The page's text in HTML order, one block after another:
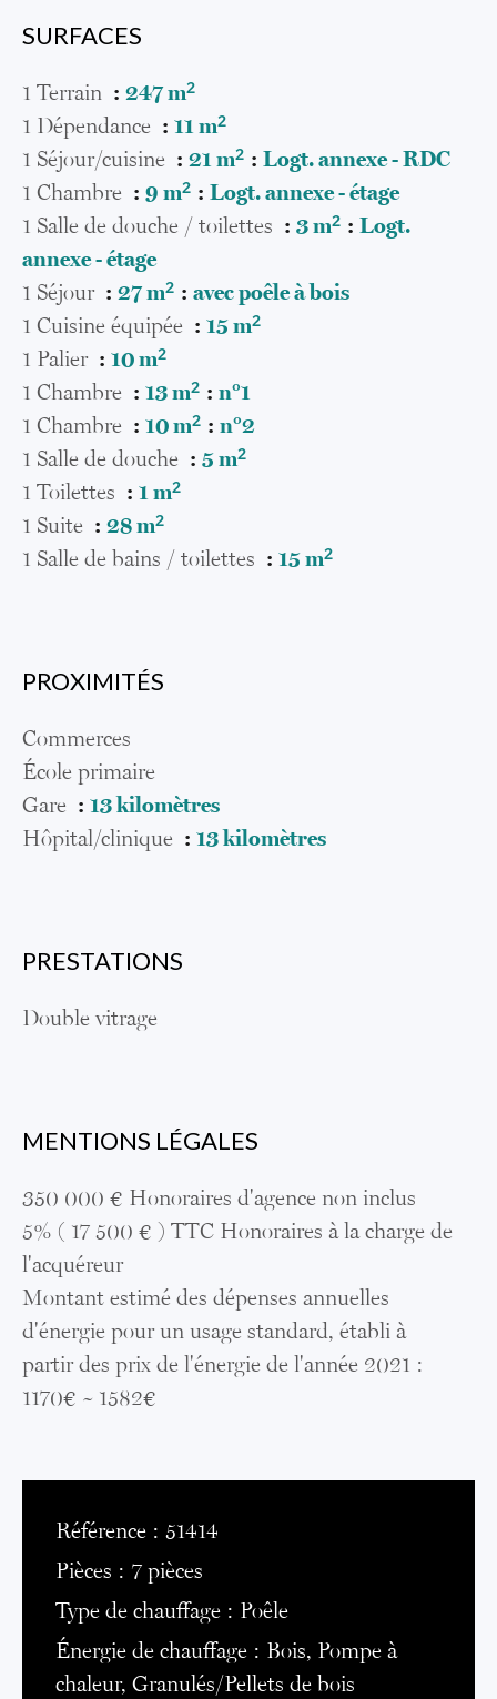
SURFACES
1 Terrain
247 m²
1 Dépendance
11 m²
1 Séjour/cuisine
21 m²
Logt. annexe - RDC
1 Chambre
9 m²
Logt. annexe - étage
1 Salle de douche / toilettes
3 m²
Logt.
annexe - étage
1 Séjour
27 m²
avec poêle à bois
1 Cuisine équipée
15 m²
1 Palier
10 m²
1 Chambre
13 m²
n°1
1 Chambre
10 m²
n°2
1 Salle de douche
5 m²
1 Toilettes
1 m²
1 Suite
28 m²
1 Salle de bains / toilettes
15 m²
PROXIMITÉS
Commerces
École primaire
Gare
13 kilomètres
Hôpital/clinique
13 kilomètres
PRESTATIONS
Double vitrage
MENTIONS LÉGALES
350 000 € Honoraires d'agence non inclus
5% ( 17 500 € ) TTC Honoraires à la charge de
l'acquéreur
Montant estimé des dépenses annuelles
d'énergie pour un usage standard, établi à
partir des prix de l'énergie de l'année 2021 :
1170€ ~ 1582€
Référence
51414
Pièces
7 pièces
Type de chauffage
Poêle
Énergie de chauffage
Bois, Pompe à
chaleur, Granulés/Pellets de bois